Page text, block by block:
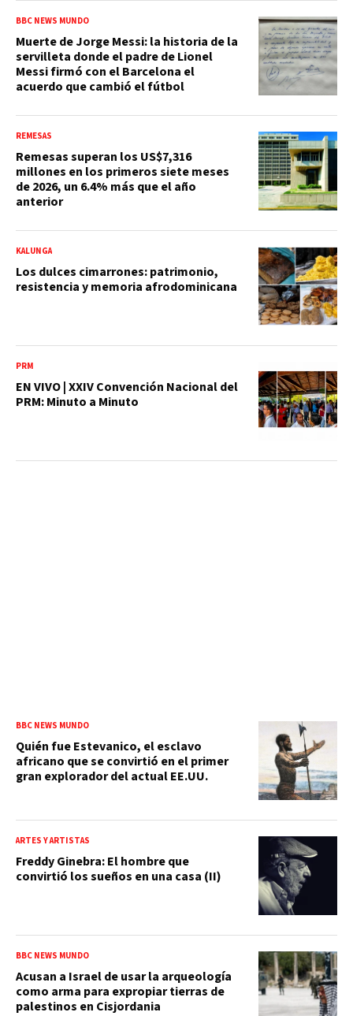
BBC NEWS MUNDO
Muerte de Jorge Messi: la historia de la
servilleta donde el padre de Lionel
Messi firmó con el Barcelona el
acuerdo que cambió el fútbol
REMESAS
Remesas superan los US$7,316
millones en los primeros siete meses
de 2026, un 6.4% más que el año
anterior
KALUNGA
Los dulces cimarrones: patrimonio,
resistencia y memoria afrodominicana
PRM
EN VIVO | XXIV Convención Nacional del
PRM: Minuto a Minuto
BBC NEWS MUNDO
Quién fue Estevanico, el esclavo
africano que se convirtió en el primer
gran explorador del actual EE.UU.
ARTES Y ARTISTAS
Freddy Ginebra: El hombre que
convirtió los sueños en una casa (II)
BBC NEWS MUNDO
Acusan a Israel de usar la arqueología
como arma para expropiar tierras de
palestinos en Cisjordania